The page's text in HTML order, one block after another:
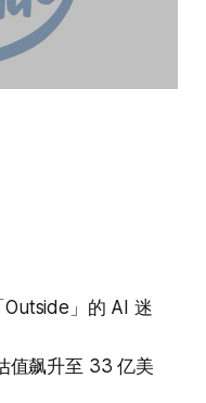
」的 AI 迷
值飙升至 33 亿美